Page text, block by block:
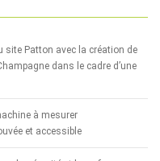
site Patton avec la création de
dans le cadre d’une
à mesurer
et accessible